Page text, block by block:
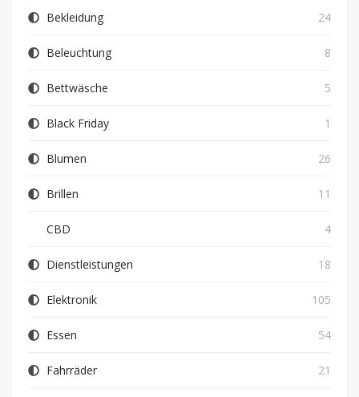
Bekleidung 24
Beleuchtung 8
Bettwäsche 5
Black Friday 1
Blumen 26
Brillen 11
CBD 4
Dienstleistungen 18
Elektronik 105
Essen 54
Fahrräder 21